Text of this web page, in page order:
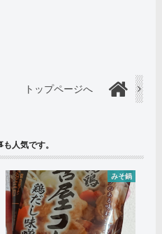
トップページへ
人気です。
みそ鍋